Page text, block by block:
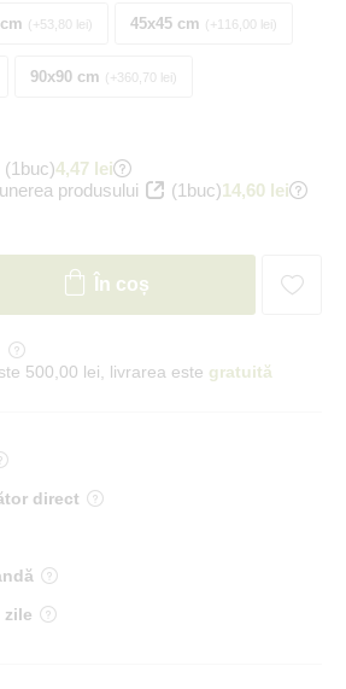
+53,80 lei 45x45 cm +116,00 lei
90x90 cm +360,70 lei
(1buc)4,47 lei
produsului
(1buc)14,60 lei
În coș
500,00 lei, livrarea este gratuită
direct
zile